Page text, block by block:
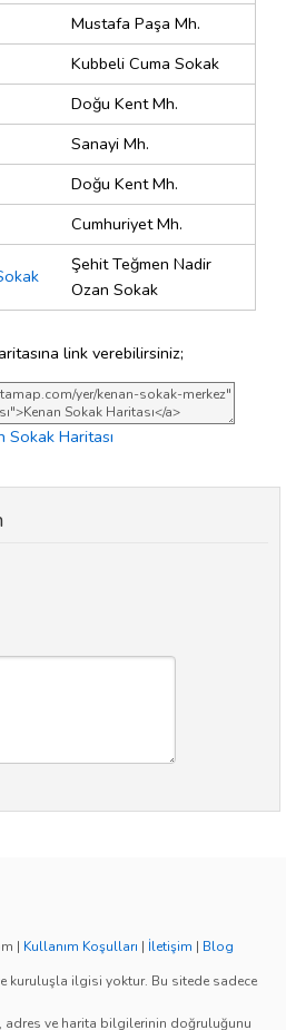
Mustafa Paşa Mh.
Kubbeli Cuma Sokak
Doğu Kent Mh.
Sanayi Mh.
Doğu Kent Mh.
Cumhuriyet Mh.
Şehit Teğmen Nadir
Ozan Sokak
link verebilirsiniz;
Sokak Haritası
| Kullanım Koşulları | İletişim | Blog
kuruluşla ilgisi yoktur. Bu sitede sadece
ve harita bilgilerinin doğruluğunu